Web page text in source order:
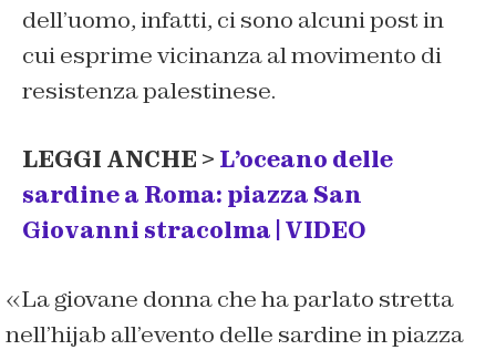
dell’uomo, infatti, ci sono alcuni post in
cui esprime vicinanza al movimento di
resistenza palestinese.
LEGGI ANCHE > L’oceano delle
sardine a Roma: piazza San
Giovanni stracolma | VIDEO
«La giovane donna che ha parlato stretta
nell’hijab all’evento delle sardine in piazza